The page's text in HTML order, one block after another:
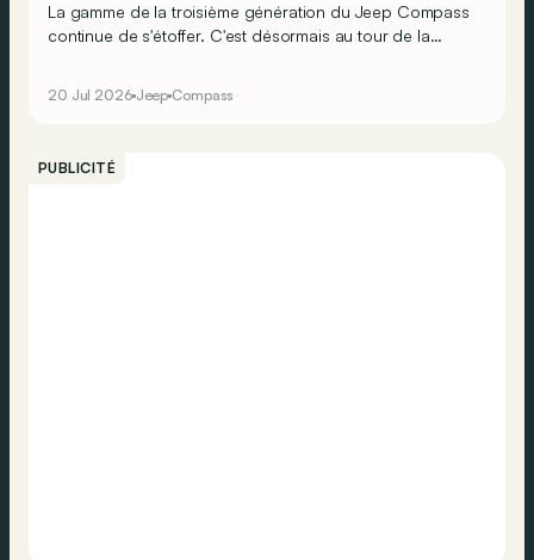
La gamme de la troisième génération du Jeep Compass
continue de s'étoffer. C'est désormais au tour de la
catalogue.
20 Jul 2026 Jeep Compass
PUBLICITÉ